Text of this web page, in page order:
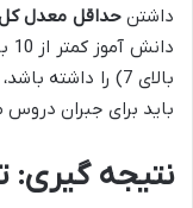
داشتنحداقل معدل کل
بالای 7) را
باید برای جبران
نتیجه گیری: